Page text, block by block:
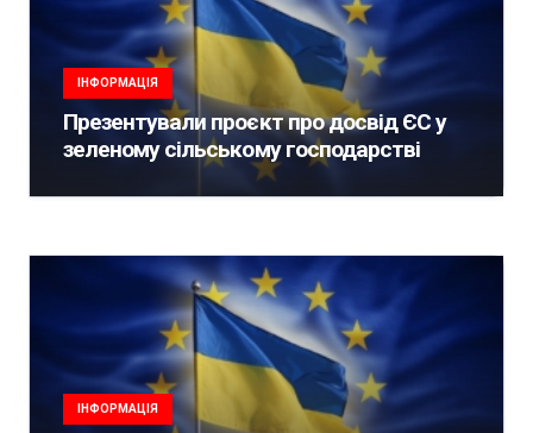
ІНФОРМАЦІЯ
Презентували проєкт про досвід ЄС у
зеленому сільському господарстві
ІНФОРМАЦІЯ